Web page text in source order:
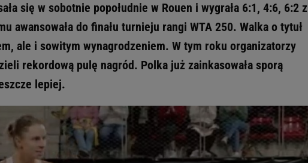
się w sobotnie popołudnie w Rouen i wygrała 6:1, 4:6, 6:2 z
awansowała do finału turnieju rangi WTA 250. Walka o tytuł
ale i sowitym wynagrodzeniem. W tym roku organizatorzy
rekordową pulę nagród. Polka już zainkasowała sporą
lepiej.